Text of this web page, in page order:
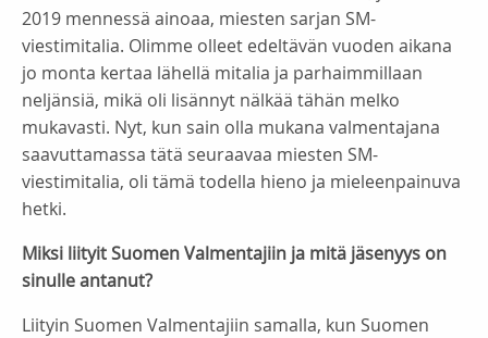
2019 mennessä ainoaa, miesten sarjan SM-
viestimitalia. Olimme olleet edeltävän vuoden aikana
jo monta kertaa lähellä mitalia ja parhaimmillaan
neljänsiä, mikä oli lisännyt nälkää tähän melko
mukavasti. Nyt, kun sain olla mukana valmentajana
saavuttamassa tätä seuraavaa miesten SM-
viestimitalia, oli tämä todella hieno ja mieleenpainuva
hetki.
Miksi liityit Suomen Valmentajiin ja mitä jäsenyys on
sinulle antanut?
Liityin Suomen Valmentajiin samalla, kun Suomen